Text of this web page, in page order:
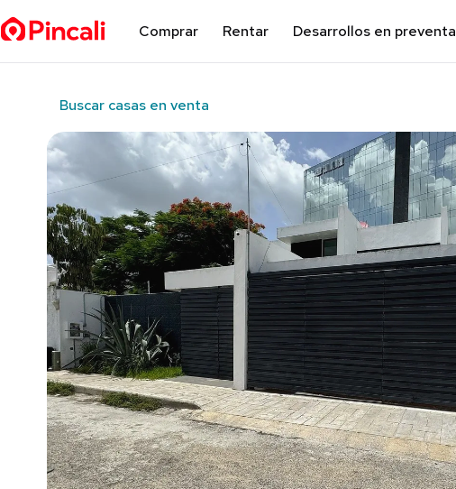
Comprar Rentar Desarrollos en preventa
Buscar casas en venta